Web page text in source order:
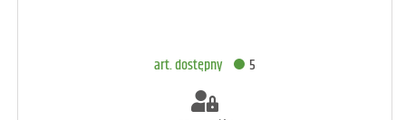
art. dostępny 5